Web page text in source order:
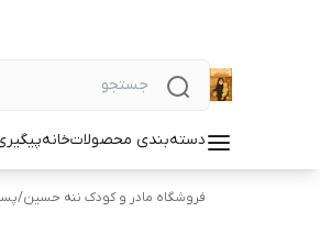
دسته‌بندی محصولاتخانه
فروشگاه مادر و کودک ننه حسین/